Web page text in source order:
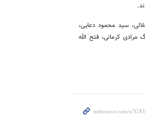
سید محمود دعایی،
کرمانی، فتح الله